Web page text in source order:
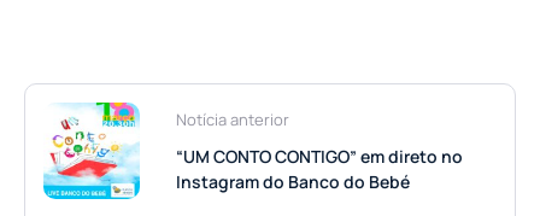
Notícia anterior
“UM CONTO CONTIGO” em direto no
Instagram do Banco do Bebé